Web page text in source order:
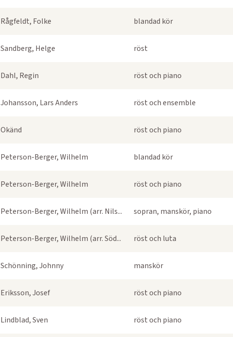
Rågfeldt, Folke blandad kör
Sandberg, Helge röst
Dahl, Regin röst och piano
Johansson, Lars Anders röst och ensemble
Okänd röst och piano
Peterson-Berger, Wilhelm blandad kör
Peterson-Berger, Wilhelm röst och piano
Peterson-Berger, Wilhelm (arr. Nils... sopran, manskör, piano
Peterson-Berger, Wilhelm (arr. Söd... röst och luta
Schönning, Johnny manskör
Eriksson, Josef röst och piano
Lindblad, Sven röst och piano